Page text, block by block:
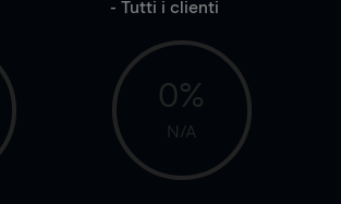
- Tutti i clienti
0%
N/A